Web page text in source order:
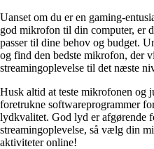
Uanset om du er en gaming-
god mikrofon til din computer, er
passer til dine behov og budget.
og find den bedste mikrofon, der
streamingoplevelse til det næste
Husk altid at teste mikrofonen og
foretrukne softwareprogrammer
lydkvalitet. God lyd er afgørende
streamingoplevelse, så vælg din
aktiviteter online!